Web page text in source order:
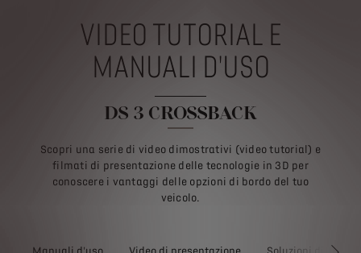
VIDEO TUTORIAL E
MANUALI D'USO
DS 3 CROSSBACK
Scopri una serie di video dimostrativi (video tutorial) e
filmati di presentazione delle tecnologie in 3D per
conoscere i vantaggi delle opzioni di bordo del tuo
veicolo.